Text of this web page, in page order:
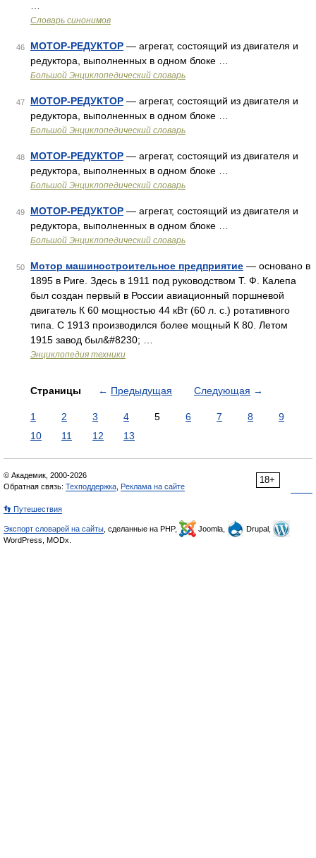
Словарь синонимов
46 МОТОР-РЕДУКТОР — агрегат, состоящий из двигателя и
редуктора, выполненных в одном блоке …
Большой Энциклопедический словарь
47 МОТОР-РЕДУКТОР — агрегат, состоящий из двигателя и
редуктора, выполненных в одном блоке …
Большой Энциклопедический словарь
48 МОТОР-РЕДУКТОР — агрегат, состоящий из двигателя и
редуктора, выполненных в одном блоке …
Большой Энциклопедический словарь
49 МОТОР-РЕДУКТОР — агрегат, состоящий из двигателя и
редуктора, выполненных в одном блоке …
Большой Энциклопедический словарь
50 Мотор машиностроительное предприятие — основано в
1895 в Риге. Здесь в 1911 под руководством Т. Ф. Калепа
был создан первый в России авиационный поршневой
двигатель К 60 мощностью 44 кВт (60 л. с.) ротативного
типа. С 1913 производился более мощный К 80. Летом
1915 завод был&#8230; …
Энциклопедия техники
Страницы ← Предыдущая Следующая →
1 2 3 4 5 6 7 8
9
10
11 12 13
18+
© Академик, 2000-2026
Обратная связь: Техподдержка Реклама на сайте
👣 Путешествия
Экспорт словарей на сайты , сделанные на PHP, Joomla,
Drupal,
WordPress, MODx.